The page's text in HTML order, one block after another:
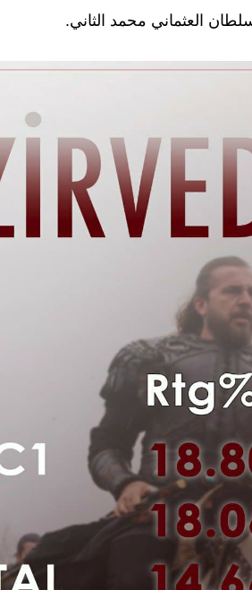
العثماني محمد الثاني.